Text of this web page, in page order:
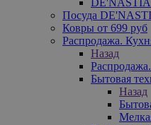
Посуда
Ковры от 699 руб
Распродажа.
Назад
Бытовая
Назад